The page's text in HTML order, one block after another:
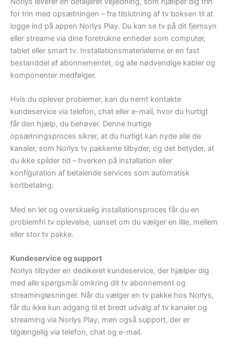
for trin med opsætningen – fra tilslutning af tv boksen til at
logge ind på appen Norlys Play. Du kan se tv på dit fjernsyn
eller streame via dine foretrukne enheder som computer,
tablet eller smart tv. Installationsmaterialerne er en fast
bestanddel af abonnementet, og alle nødvendige kabler og
komponenter medfølger.
Hvis du oplever problemer, kan du nemt kontakte
kundeservice via telefon, chat eller e-mail, hvor du hurtigt
får den hjælp, du behøver. Denne hurtige
opsætningsproces sikrer, at du hurtigt kan nyde alle de
kanaler, som Norlys tv pakkerne tilbyder, og det betyder, at
du ikke spilder tid – hverken på installation eller
konfiguration af betalende services som automatisk
kortbetaling.
Med en let og overskuelig installationsproces får du en
problemfri tv oplevelse, uanset om du vælger en lille, mellem
eller stor tv pakke.
Kundeservice og support
Norlys tilbyder en dedikeret kundeservice, der hjælper dig
med alle spørgsmål omkring dit tv abonnement og
streamingløsninger. Når du vælger en tv pakke hos Norlys,
får du ikke kun adgang til et bredt udvalg af tv kanaler og
streaming via Norlys Play, men også support, der er
tilgængelig via telefon, chat og e-mail.